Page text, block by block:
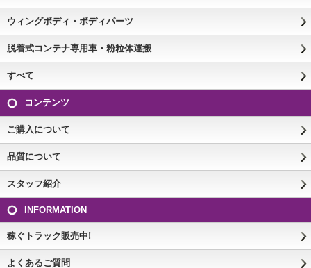
ウィングボディ・ボディパーツ
脱着式コンテナ専用車・粉粒体運搬
すべて
コンテンツ
ご購入について
品質について
スタッフ紹介
INFORMATION
稼ぐトラック販売中!
よくあるご質問